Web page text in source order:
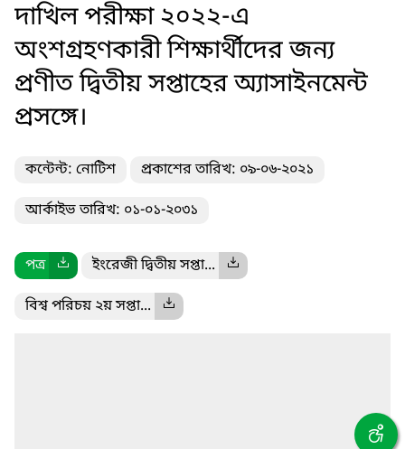
দাখিল পরীক্ষা ২০২২-এ
অংশগ্রহণকারী শিক্ষার্থীদের জন্য
প্রণীত দ্বিতীয় সপ্তাহের অ্যাসাইনমেন্ট
প্রসঙ্গে।
কন্টেন্ট: নোটিশ প্রকাশের তারিখ: ০৯-০৬-২০২১
আর্কাইভ তারিখ: ০১-০১-২০৩১
পত্র ইংরেজী দ্বিতীয় সপ্তা...
বিশ্ব পরিচয় ২য় সপ্তা...